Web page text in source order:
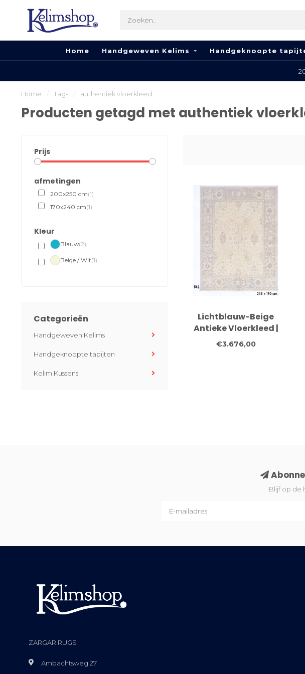
Home Handgeweven Kelims Handgeknoopte
Home Tags authentiek vloerkleed
Producten getagd met authentiek
Prijs
afmetingen
200x250 cm(1)
170x240 cm(1)
Kleur
Blauw(2)
Beige / Wit(1)
Categorieën
Handgeweven Kelims
Handgeknoopte tapijten
Kelim Kussens
Lichtblauw-Beige
Antieke Vloerkleed |
258 x 190 cm
€3.676,00
Blijf op de
ZARGAR RUGS
Ambachtsweg 27